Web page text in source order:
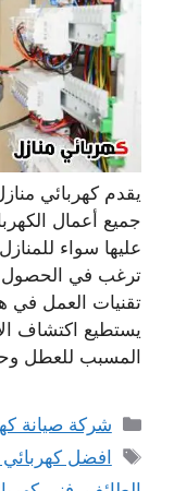
جميع أعمال
عليها سواء
ترغب في الحصول
تقنيات العمل في
يستطيع اكتشاف
المسبب للعطل
التصنيفات
شركة صيانة
الوسوم
افضل